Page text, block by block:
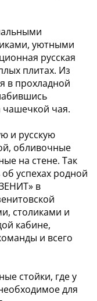
уютными
русская
плитах. Из
в прохладной
чашечкой чая.
и русскую
обливочные
на стене. Так
успехах родной
в
столиками и
кабине,
и всего
стойки, где у
для